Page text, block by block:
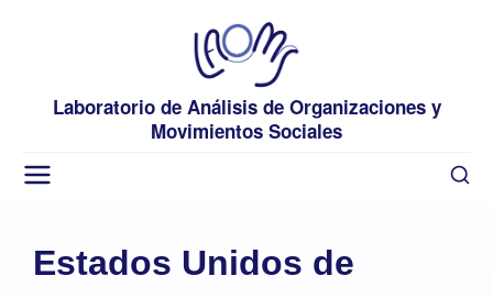
Laboratorio de Análisis de Organizaciones y
Movimientos Sociales
Estados Unidos de